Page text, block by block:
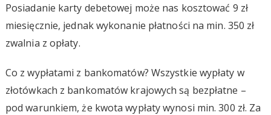
Posiadanie karty debetowej może nas kosztować 9 zł
miesięcznie, jednak wykonanie płatności na min. 350 zł
zwalnia z opłaty.
Co z wypłatami z bankomatów? Wszystkie wypłaty w
złotówkach z bankomatów krajowych są bezpłatne –
pod warunkiem, że kwota wypłaty wynosi min. 300 zł. Za